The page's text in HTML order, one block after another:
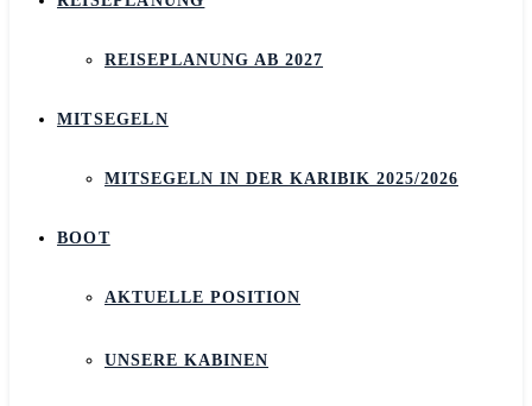
REISEPLANUNG AB 2027
MITSEGELN
MITSEGELN IN DER KARIBIK 2025/2026
BOOT
AKTUELLE POSITION
UNSERE KABINEN